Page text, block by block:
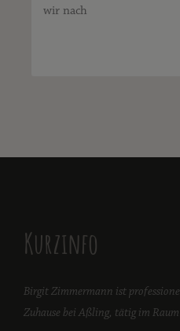
wir nach
Kurzinfo
Birgit Zimmermann ist
Zuhause bei Aßling, tätig im